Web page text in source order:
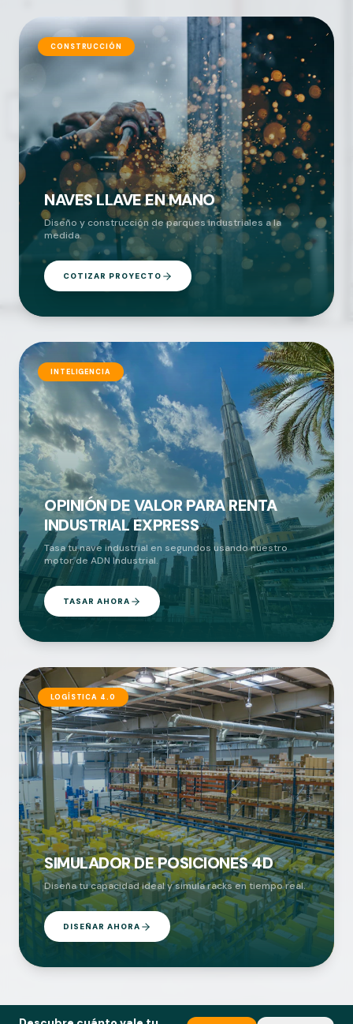
CONSTRUCCIÓN
NAVES LLAVE EN MANO
Diseño y construcción de parques industriales a la
medida.
COTIZAR PROYECTO
INTELIGENCIA
OPINIÓN DE VALOR PARA RENTA
INDUSTRIAL EXPRESS
Tasa tu nave industrial en segundos usando nuestro
motor de ADN Industrial.
TASAR AHORA
LOGÍSTICA 4.0
SIMULADOR DE POSICIONES 4D
Diseña tu capacidad ideal y simula racks en tiempo real.
DISEÑAR AHORA